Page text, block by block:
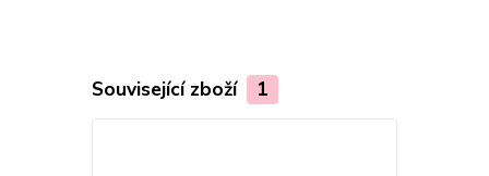
Související zboží 1